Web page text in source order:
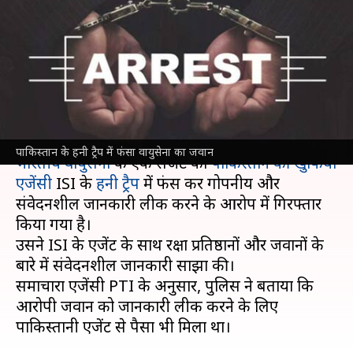
पाकिस्तान के हनी ट्रैप में फंसा वायुसेना का जवान
वायुसेना का जवान, संवेदनशील
जानकारी लीक करने के लिए
गिरफ्तार
लेखन May 12, 2022 04:32 pm
भारतीय वायुसेनाके एक सर्जेंट कोपाकिस्तान की खुफिया
एजेंसी ISI केहनी ट्रैपमें फंस कर गोपनीय और
संवेदनशील जानकारी लीक करने के आरोप में गिरफ्तार
किया गया है।
उसने ISI के एजेंट के साथ रक्षा प्रतिष्ठानों और जवानों के
बारे में संवेदनशील जानकारी साझा की।
समाचारा एजेंसी PTI के अनुसार, पुलिस ने बताया कि
आरोपी जवान को जानकारी लीक करने के लिए